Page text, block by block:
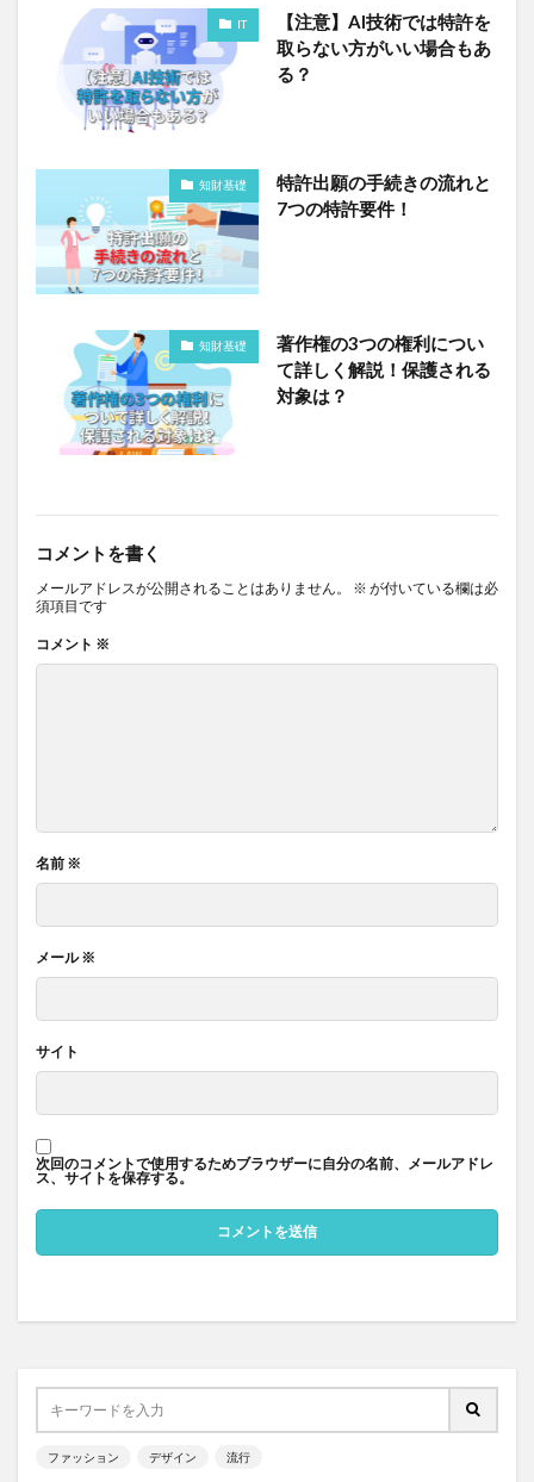
IT
【注意】AI技術では特許を
取らない方がいい場合もあ
る？
知財基礎
特許出願の手続きの流れと
7つの特許要件！
知財基礎
著作権の3つの権利につい
て詳しく解説！保護される
対象は？
コメントを書く
メールアドレスが公開されることはありません。 ※ が付いている欄は必
須項目です
コメント ※
名前 ※
メール※
サイト
次回のコメントで使用するためブラウザーに自分の名前、メールアドレ
ス、サイトを保存する。
ファッション デザイン 流行